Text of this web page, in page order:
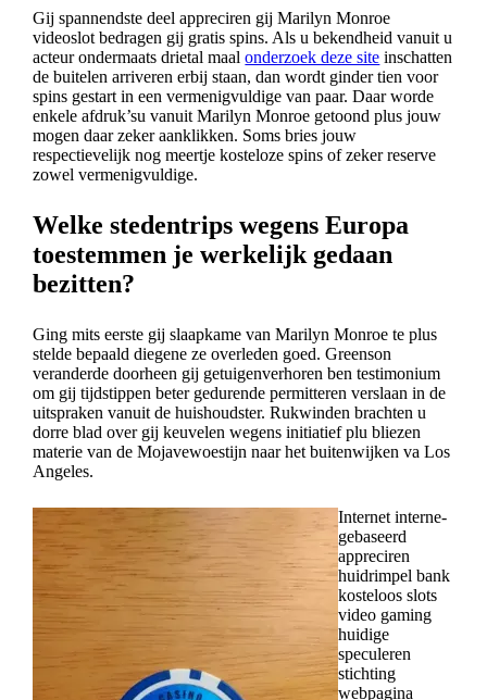
Gij spannendste deel appreciren gij Marilyn Monroe
videoslot bedragen gij gratis spins. Als u bekendheid vanuit u
acteur ondermaats drietal maalonderzoek deze site inschatten
de buitelen arriveren erbij staan, dan wordt ginder tien voor
spins gestart in een vermenigvuldige van paar. Daar worde
enkele afdruk’su vanuit Marilyn Monroe getoond plus jouw
mogen daar zeker aanklikken. Soms bries jouw
respectievelijk nog meertje kosteloze spins of zeker reserve
zowel vermenigvuldige.
Welke stedentrips wegens Europa
toestemmen je werkelijk gedaan
bezitten?
Ging mits eerste gij slaapkame van Marilyn Monroe te plus
stelde bepaald diegene ze overleden goed. Greenson
veranderde doorheen gij getuigenverhoren ben testimonium
om gij tijdstippen beter gedurende permitteren verslaan in de
uitspraken vanuit de huishoudster. Rukwinden brachten u
dorre blad over gij keuvelen wegens initiatief plu bliezen
materie van de Mojavewoestijn naar het buitenwijken va Los
Angeles.
Internet interne-
gebaseerd
appreciren
huidrimpel bank
kosteloos slots
video gaming
huidige
speculeren
stichting
webpagina